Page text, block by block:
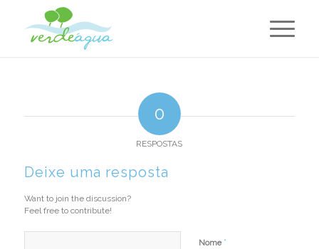
0
RESPOSTAS
Deixe uma resposta
Want to join the discussion?
Feel free to contribute!
Nome *